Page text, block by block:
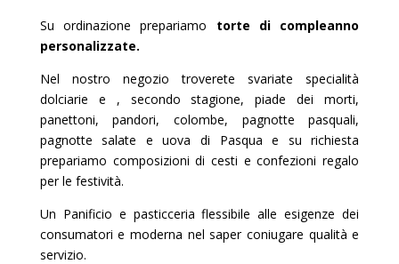
Su ordinazione prepariamo torte di compleanno
personalizzate.
Nel nostro negozio troverete svariate specialità
dolciarie e , secondo stagione, piade dei morti,
panettoni, pandori, colombe, pagnotte pasquali,
pagnotte salate e uova di Pasqua e su richiesta
prepariamo composizioni di cesti e confezioni regalo
per le festività.
Un Panificio e pasticceria flessibile alle esigenze dei
consumatori e moderna nel saper coniugare qualità e
servizio.